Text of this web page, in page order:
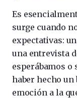
Es
surge cuando
expectativas:
una entrevista
esperábamos
haber hecho un
emoción a la